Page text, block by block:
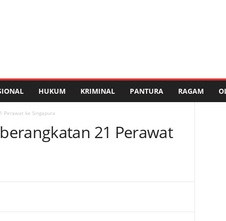
HUKUM KRIMINAL PANTURA RAGAM
Perawat ke Singapura
21 Perawat